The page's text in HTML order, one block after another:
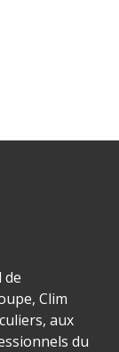
de
Clim
aux
du